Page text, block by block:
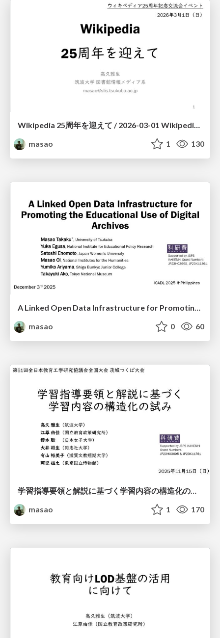
Wikipedia 25周年を迎えて / 2026-03-01 Wikipedia 25-talk
masao
1 130
A Linked Open Data Infrastructure for Promoting the Educational Use of Digital Archives
masao
0 60
学習指導要領と解説に基づく学習内容の構造化の試み / Course of study Commentary LOD JAET 2025
masao
1 170